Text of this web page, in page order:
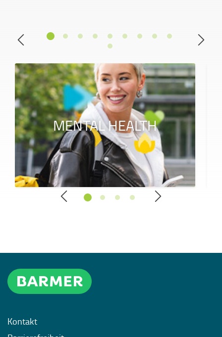
MENTAL HEALTH
Kontakt